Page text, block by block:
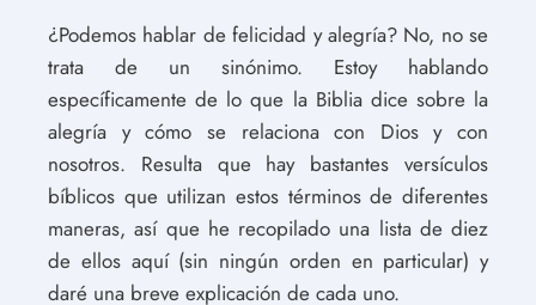
¿Podemos hablar de felicidad y alegría? No, no se
trata de un sinónimo. Estoy hablando
específicamente de lo que la Biblia dice sobre la
alegría y cómo se relaciona con Dios y con
nosotros. Resulta que hay bastantes versículos
bíblicos que utilizan estos términos de diferentes
maneras, así que he recopilado una lista de diez
de ellos aquí (sin ningún orden en particular) y
daré una breve explicación de cada uno.